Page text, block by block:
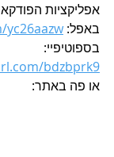
אפליקציות
באפל:
בספוטיפיי:
bdzbprk9
או פה באתר: